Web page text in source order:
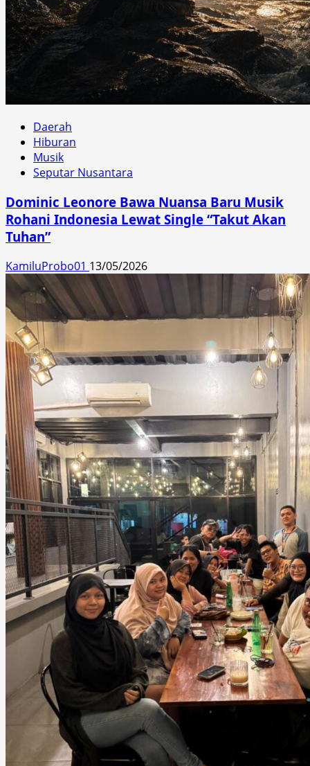
Daerah
Hiburan
Musik
Seputar Nusantara
Dominic Leonore Bawa Nuansa Baru Musik
Rohani Indonesia Lewat Single “Takut Akan
Tuhan”
KamiluProbo01 13/05/2026